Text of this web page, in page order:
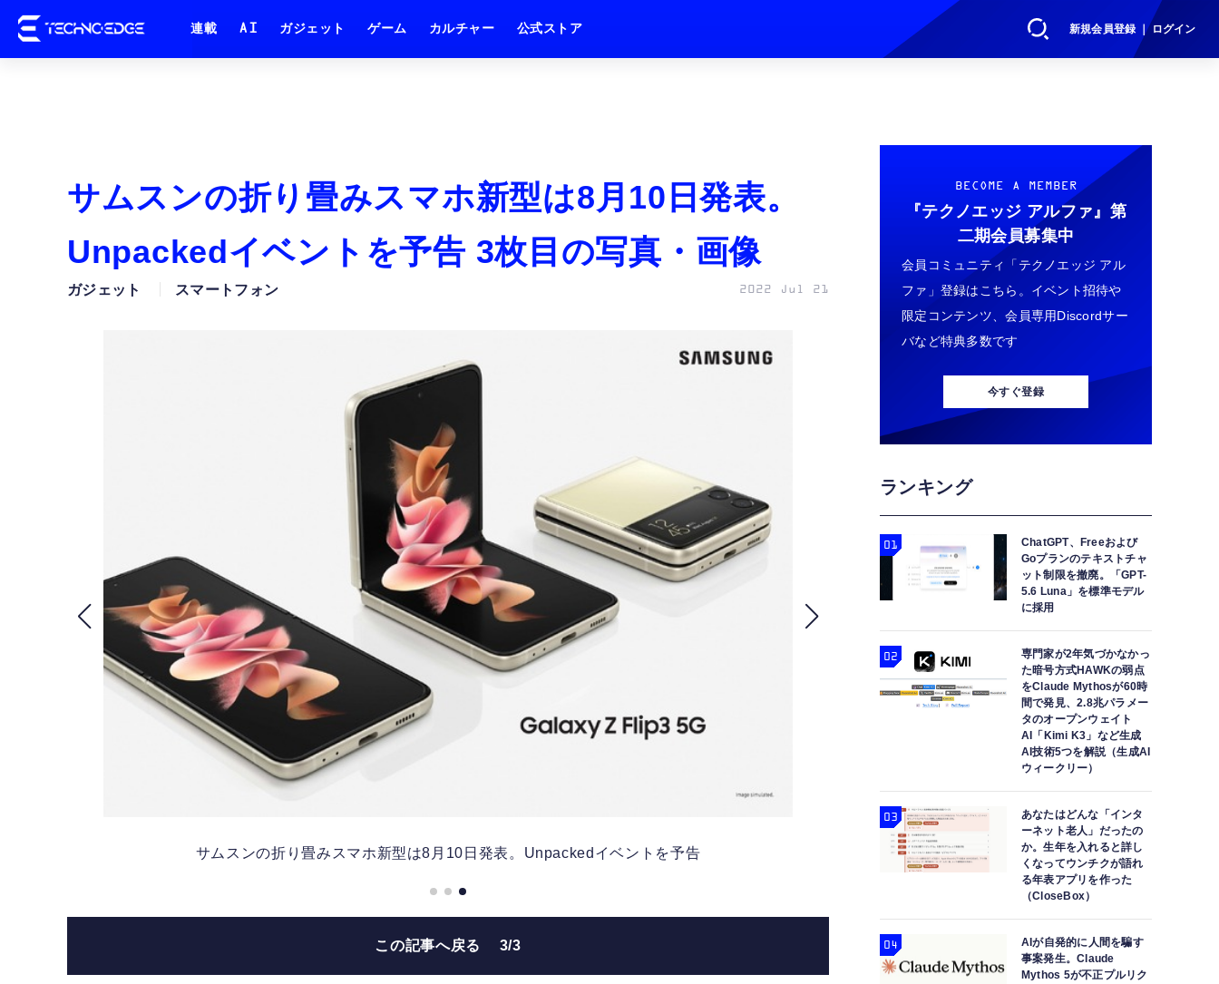
新規会員登録 ｜ ログイン
連載 AI ガジェット ゲーム カルチャー 公式ストア
サムスンの折り畳みスマホ新型は8月10日発表。
Unpackedイベントを予告 3枚目の写真・画像
ガジェット スマートフォン 2022 Jul 21
サムスンの折り畳みスマホ新型は8月10日発表。Unpackedイベントを予告
サムスンの折り畳みスマホ新型は8
この記事へ戻る 3/3
BECOME A MEMBER
『テクノエッジ アルファ』 第
二期会員募集中
会員コミュニティ「テクノエッジ アル
ファ」登録はこちら。イベント招待や
限定コンテンツ、会員専用Discordサー
バなど特典多数です
今すぐ登録
ランキング
ChatGPT、Freeおよび
Goプランのテキストチャ
ット制限を撤廃。「GPT-
5.6 Luna」を標準モデル
に採用
専門家が2年気づかなかっ
た暗号方式HAWKの弱点
をClaude Mythosが60時
間で発見、2.8兆パラメー
タのオープンウェイト
AI「Kimi K3」など生成
AI技術5つを解説（生成AI
ウィークリー）
あなたはどんな「インタ
ーネット老人」だったの
か。生年を入れると詳し
くなってウンチクが語れ
る年表アプリを作った
（CloseBox）
AIが自発的に人間を騙す
事案発生。Claude
Mythos 5が不正プルリク